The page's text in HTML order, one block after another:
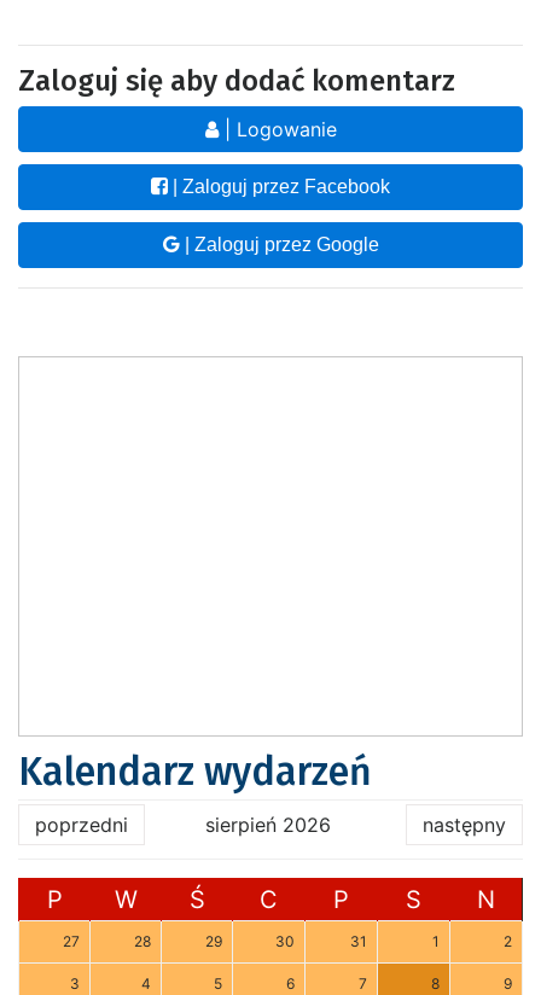
Zaloguj się aby dodać komentarz
| Logowanie
| Zaloguj przez Facebook
| Zaloguj przez Google
Kalendarz wydarzeń
poprzedni sierpień 2026 następny
P W Ś C P S N
27 28 29 30 31 1 2
3 4 5 6 7 8 9